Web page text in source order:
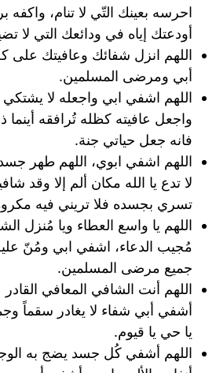
احرسه بعينك التّي لا تنام، واكفه
أودعتك إياه في ودائعك التي لا
اللهم انزل شفائك وعافيتك
أبي ومرضى المسلمين.
اللهم اشفي ابي واجعله لا يشتكي
واجعل عافيته كظله تُرافقه أينما
فانه جعل حياتي جنة.
اللهم اشفي ابوي، اللهم طهر
لا تدع يا الله مكان ألم إلا وقد
تسري بجسده فلا تريني فيه
اللهم يا واسع العطاء ويا مُنزل
مُجيب الدعاء، اشفي ابي ومُنّ
جميع مرضى المسلمين.
اللهم أنت الشافي المعافي
أشفي أبي شفاء لا يغادر سقماً
يا حي يا قيوم.
اللهم أشفي كُل جسد يضج به